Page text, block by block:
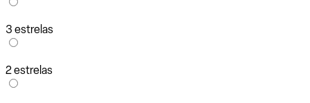
3 estrelas
2 estrelas